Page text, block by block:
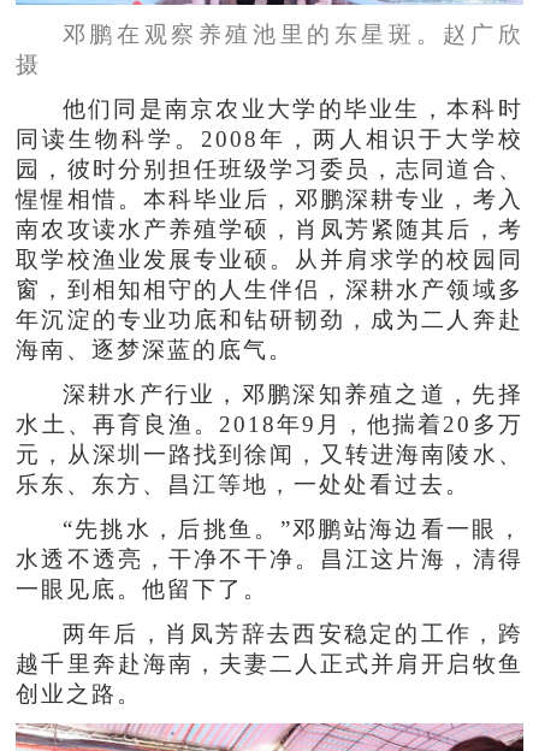
邓鹏在观察养殖池里的东星斑。赵广欣
摄
他们同是南京农业大学的毕业生，本科时
同读生物科学。2008年，两人相识于大学校
园，彼时分别担任班级学习委员，志同道合、
惺惺相惜。本科毕业后，邓鹏深耕专业，考入
南农攻读水产养殖学硕，肖凤芳紧随其后，考
取学校渔业发展专业硕。从并肩求学的校园同
窗，到相知相守的人生伴侣，深耕水产领域多
年沉淀的专业功底和钻研韧劲，成为二人奔赴
海南、逐梦深蓝的底气。
深耕水产行业，邓鹏深知养殖之道，先择
水土、再育良渔。2018年9月，他揣着20多万
元，从深圳一路找到徐闻，又转进海南陵水、
乐东、东方、昌江等地，一处处看过去。
“先挑水，后挑鱼。”邓鹏站海边看一眼，
水透不透亮，干净不干净。昌江这片海，清得
一眼见底。他留下了。
两年后，肖凤芳辞去西安稳定的工作，跨
越千里奔赴海南，夫妻二人正式并肩开启牧鱼
创业之路。